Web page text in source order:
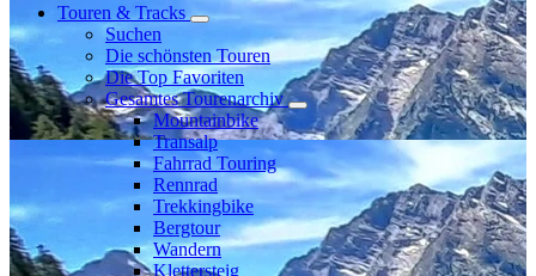
Touren & Tracks
Suchen
Die schönsten Touren
Die Top Favoriten
Gesamtes Tourenarchiv
Mountainbike
Transalp
Fahrrad Touring
Rennrad
Trekkingbike
Bergtour
Wandern
Klettersteig